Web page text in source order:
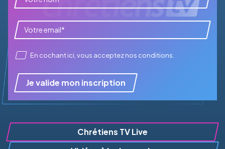
En cochant ici, vous accepteznos conditions
Je valide mon inscription
Chrétiens TV Live